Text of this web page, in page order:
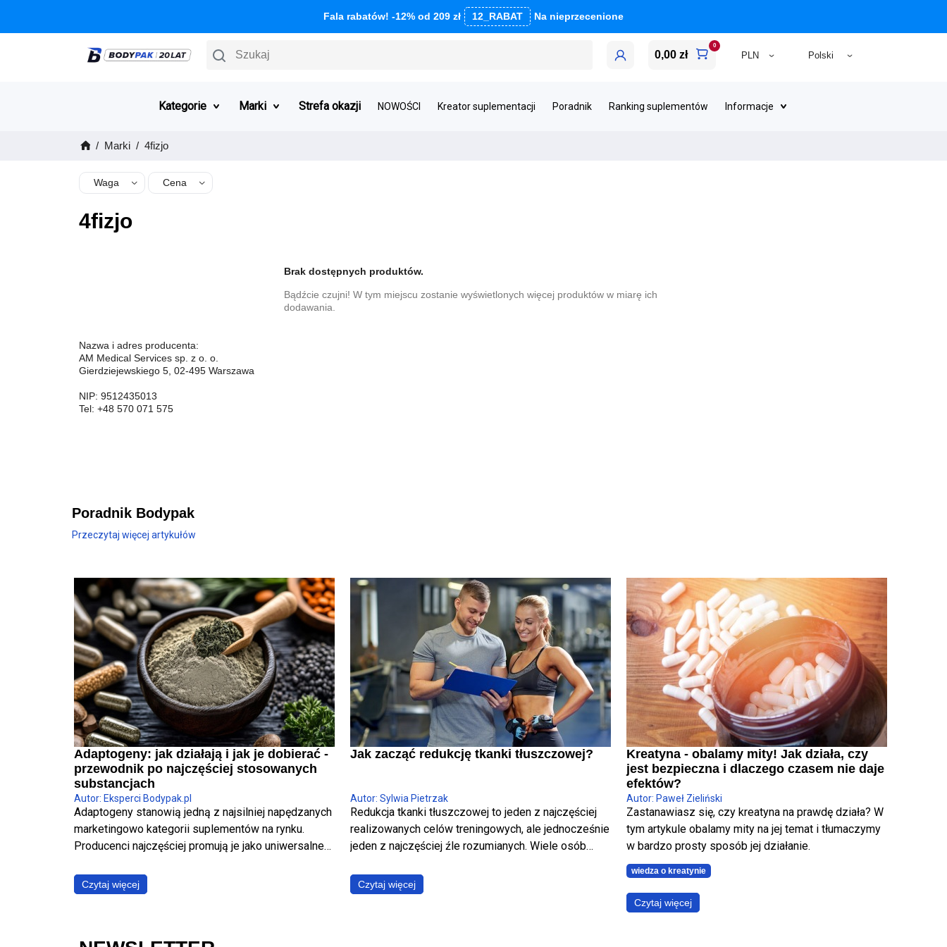
Fala rabatów! -12% od 209 zł 12_RABAT Na nieprzecenione
Szukaj 0,00 zł
0
Kategorie Marki Strefa okazji NOWOŚCI Kreator suplementacji Poradnik Ranking suplementów Informacje
Marki 4fizjo
Waga Cena
4fizjo
Brak dostępnych produktów.
Bądźcie czujni! W tym miejscu zostanie wyświetlonych więcej produktów w miarę ich
dodawania.
Nazwa i adres producenta:
AM Medical Services sp. z o. o.
Gierdziejewskiego 5, 02-495 Warszawa
NIP: 9512435013
Tel: +48 570 071 575
Poradnik Bodypak
Przeczytaj więcej artykułów
Adaptogeny: jak działają i jak je dobierać -
przewodnik po najczęściej stosowanych
substancjach
Autor: Eksperci Bodypak.pl
Adaptogeny stanowią jedną z najsilniej napędzanych
marketingowo kategorii suplementów na rynku.
Producenci najczęściej promują je jako uniwersalne
snu, wzrost poziomu energii, wyostrzenie
koncentracji, redukcję stresu oraz wzmocnienie
Czytaj więcej
Jak zacząć redukcję tkanki tłuszczowej?
Autor: Sylwia Pietrzak
Redukcja tkanki tłuszczowej to jeden z najczęściej
realizowanych celów treningowych, ale jednocześnie
jeden z najczęściej źle rozumianych. Wiele osób
podczas gdy w rzeczywistości chodzi o coś
znacznie bardziej precyzyjnego – zmniejszenie
Czytaj więcej
Kreatyna - obalamy mity! Jak działa, czy
jest bezpieczna i dlaczego czasem nie daje
efektów?
Autor: Paweł Zieliński
Zastanawiasz się, czy kreatyna na prawdę działa? W
tym artykule obalamy mity na jej temat i tłumaczymy
w bardzo prosty sposób jej działanie.
wiedza o kreatynie
Czytaj więcej